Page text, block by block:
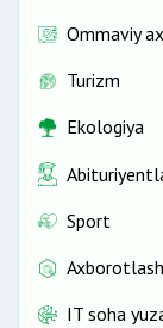
Ommaviy
Turizm
Ekologiya
Sport
IT soha